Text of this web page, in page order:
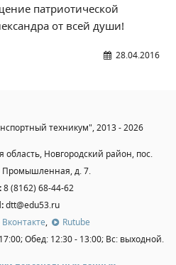
движение
ОРГАНИЗАЦИИ
образовательной
патриотической
от всей души!
28.04.2016
техникум", 2013 - 2026
область, Новгородский район, пос.
Промышленная, д. 7.
8 (8162) 68-44-62
dtt@edu53.ru
Вконтакте,
Rutube
Обед: 12:30 - 13:00; Вс: выходной.